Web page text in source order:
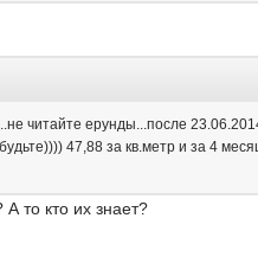
читайте ерунды...после
47,88 за кв.метр и за 4
то кто их знает?